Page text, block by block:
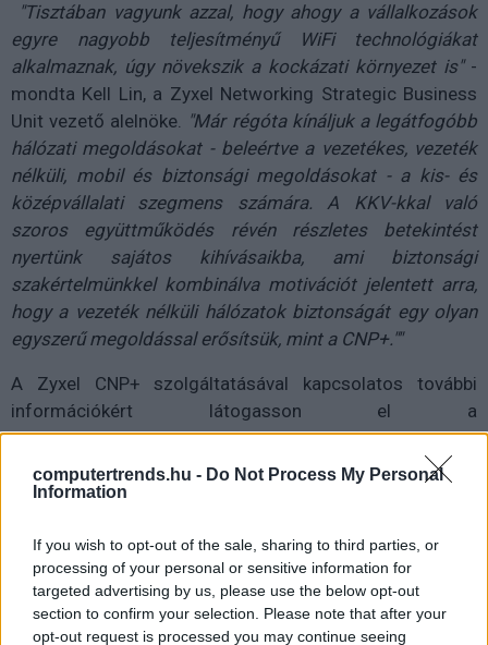
computertrends.hu - Do Not Process My Personal
Information
If you wish to opt-out of the sale, sharing to third parties, or
processing of your personal or sensitive information for
targeted advertising by us, please use the below opt-out
section to confirm your selection. Please note that after your
opt-out request is processed you may continue seeing
"Tisztában vagyunk azzal, hogy ahogy a vállalkozások
egyre nagyobb teljesítményű WiFi technológiákat
alkalmaznak, úgy növekszik a kockázati környezet is" -
mondta Kell Lin, a Zyxel Networking Strategic Business
Unit vezető alelnöke. "Már régóta kínáljuk a legátfogóbb
hálózati megoldásokat - beleértve a vezetékes, vezeték
nélküli, mobil és biztonsági megoldásokat - a kis- és
középvállalati szegmens számára. A KKV-kkal való
szoros együttműködés révén részletes betekintést
nyertünk sajátos kihívásaikba, ami biztonsági
szakértelmünkkel kombinálva motivációt jelentett arra,
hogy a vezeték nélküli hálózatok biztonságát egy olyan
egyszerű megoldással erősítsük, mint a CNP+.""
A Zyxel CNP+ szolgáltatásával kapcsolatos további
információkért látogasson el a
https://www.zyxel.com/global/en/products/endpoint-
and-connectivity/ap-security-service-connect-and-
protectweboldalra.
Diákok a munkaerőpiacon: Így formálják a 2026-os
trendeket a fiatalok elvárásai (X)
A diákoknak már nem elég a magas órabér,